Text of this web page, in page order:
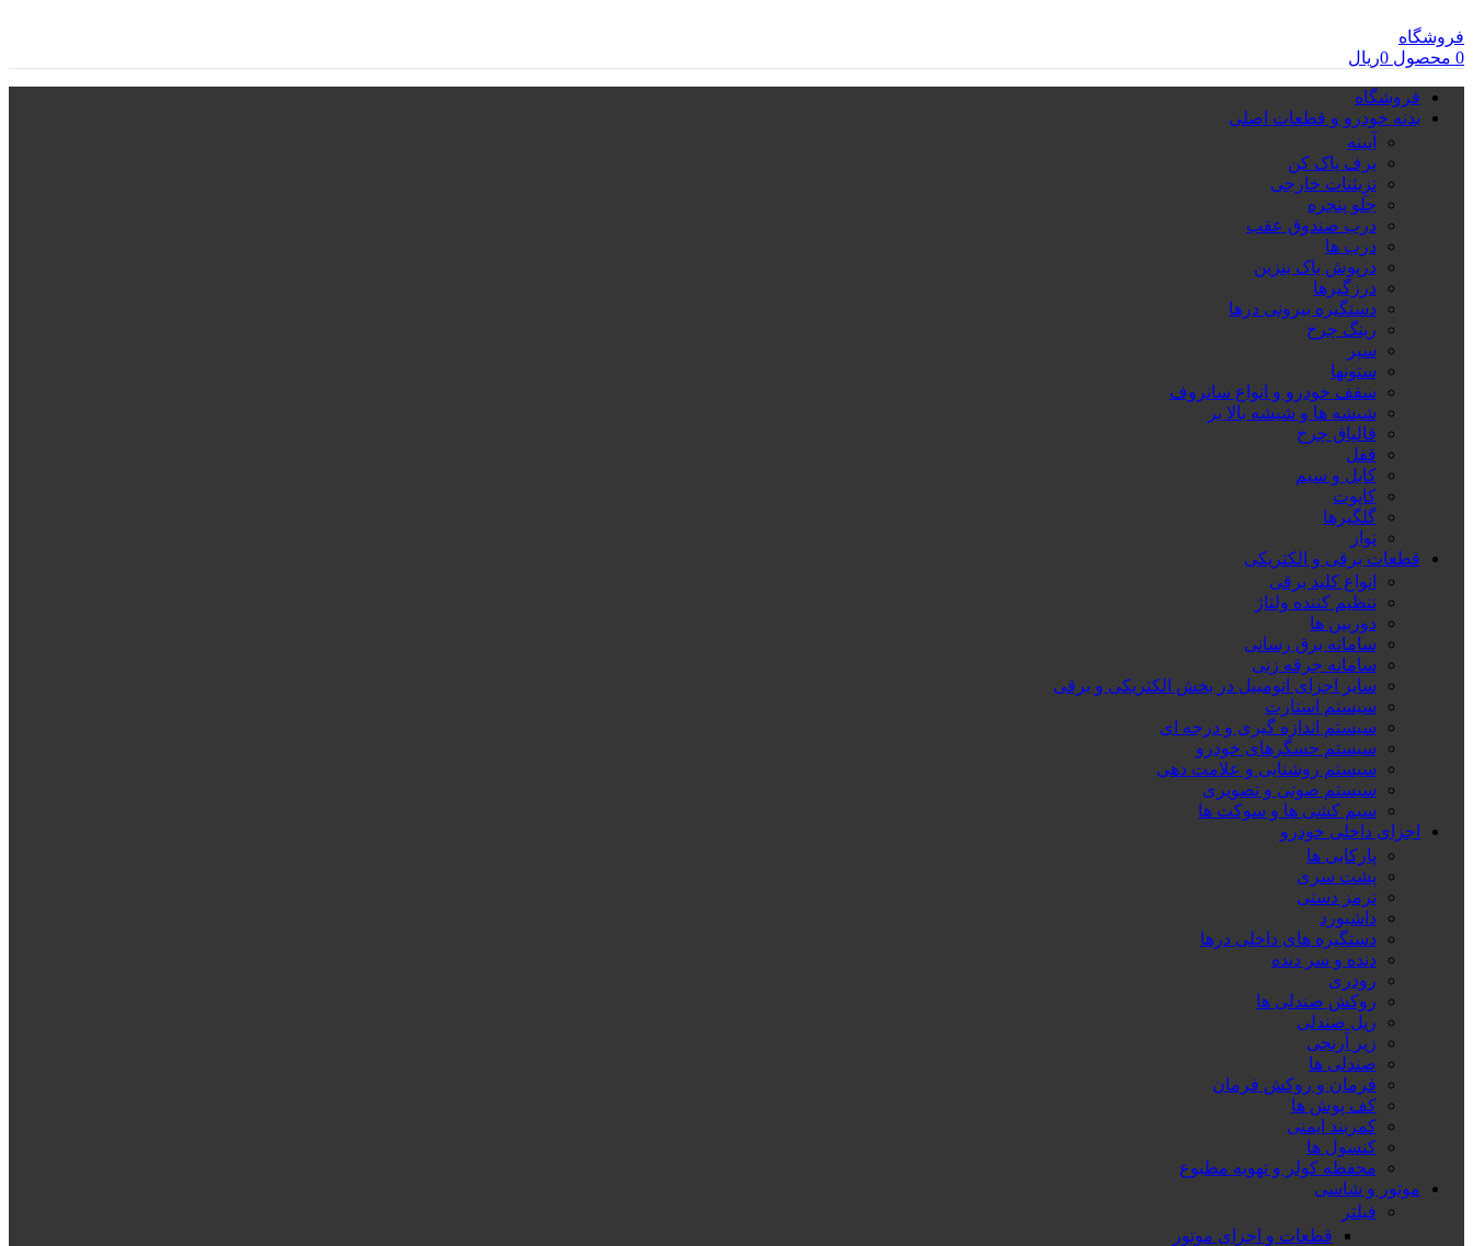
فروشگاه
0 محصول 0ریال
فروشگاه
بدنه خودرو و قطعات اصلی
آیینه
برف پاک کن
تزِیئنات خارجی
جلو پنجره
درب صندوق عقب
درب ها
درپوش باک بنزین
درزگیرها
دستگیره بیرونی درها
رینگ چرخ
سپر
ستونها
سقف خودرو و انواع سانروف
شیشه ها و شیشه بالا بر
قالپاق چرخ
قفل
کابل و سیم
کاپوت
گلگیرها
نوار
قطعات برقی و الکتریکی
انواع کلید برقی
تنظیم کننده ولتاژ
دوربین ها
سامانه برق رسانی
سامانه جرقه زنی
سایر اجزای اتومبیل در بخش الکتریکی و برقی
سیستم استارت
سیستم اندازه گیری و درجه ای
سیستم حسگرهای خودرو
سیستم روشنایی و علامت دهی
سیستم صوتی و تصویری
سیم کشی ها و سوکت ها
اجزای داخلی خودرو
پارکابی ها
پشت سری
ترمز دستی
داشبورد
دستگیره های داخلی درها
دنده و سر دنده
رودری
روکش صندلی ها
ریل صندلی
زیر آرنجی
صندلی ها
فرمان و روکش فرمان
کف پوش ها
کمربند ایمنی
کنسول ها
محفظه کولر و تهویه مطبوع
موتور و شاسی
فیلتر
قطعات و اجزای موتور